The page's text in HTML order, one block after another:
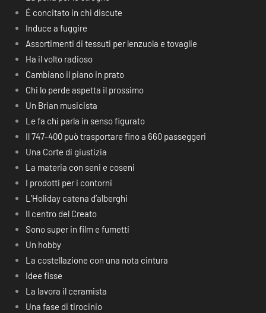
É concitato in chi discute
Induce a fuggire
Assortimenti di tessuti per lenzuola e tovaglie
Ha il volto radioso
Cambiano il piano in prato
Chi lo perde aspetta il prossimo
Un Brian musicista
Le fa chi parla in senso figurato
Il 747-400 può trasportare fino a 660 passeggeri
Una Corte di giustizia
La materia con seni e coseni
I prodotti per i contorni
L’Holiday catena d’alberghi
Il centro del Creato
Sono super in film e fumetti
Un hobby
La costellazione con una nota cintura
Idee fisse
La lavora il ceramista
Una fase di tirocinio